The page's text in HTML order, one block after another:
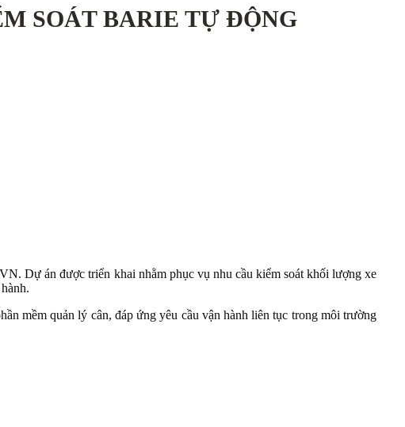
SOÁT BARIE TỰ ĐỘNG
Dự án được triển khai nhằm phục vụ nhu cầu kiểm soát khối lượng xe
mềm quản lý cân, đáp ứng yêu cầu vận hành liên tục trong môi trường